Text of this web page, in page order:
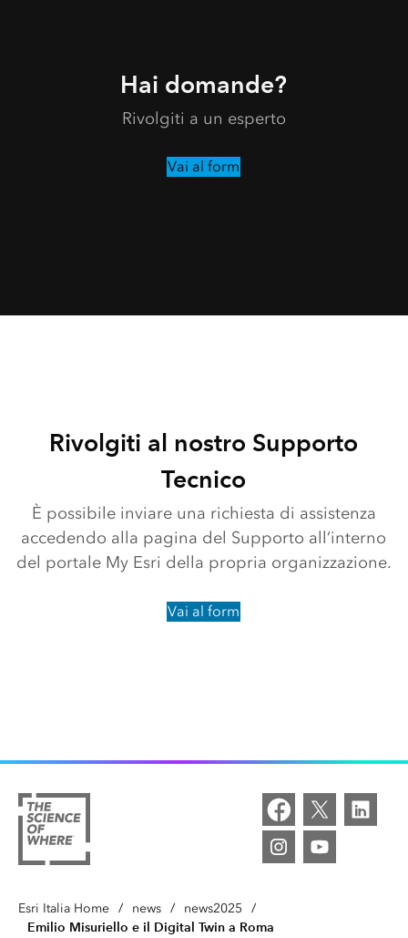
Hai domande?
Rivolgiti a un esperto
Vai al form
Rivolgiti al nostro Supporto
Tecnico
È possibile inviare una richiesta di assistenza
accedendo alla pagina del Supporto all’interno
del portale My Esri della propria organizzazione.
Vai al form
Esri Italia Home / news / news2025 /
Emilio Misuriello e il Digital Twin a Roma